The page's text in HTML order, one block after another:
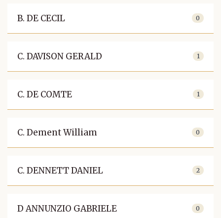
B. DE CECIL 0
C. DAVISON GERALD 1
C. DE COMTE 1
C. Dement William 0
C. DENNETT DANIEL 2
D ANNUNZIO GABRIELE 0